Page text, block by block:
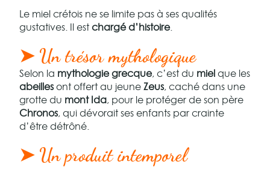
Le miel crétois ne se limite pas à ses qualités
gustatives. Il estchargé d’histoire.
➤ Un trésor mythologique
Selon la mythologie grecque, c’est du miel que les
abeilles ont offert au jeuneZeus, caché dans une
grotte du mont Ida, pour le protéger de son père
Chronos, qui dévorait ses enfants par crainte
d’être détrôné.
➤ Un produit intemporel